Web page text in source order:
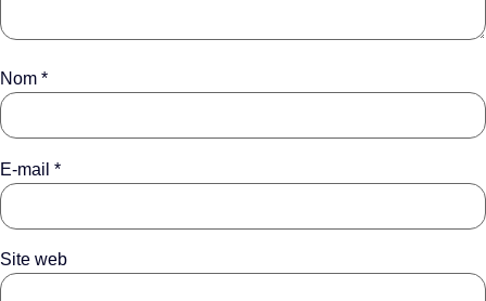
Nom *
E-mail *
Site web